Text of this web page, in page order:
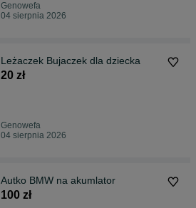
Genowefa
04 sierpnia 2026
Leżaczek Bujaczek dla dziecka
20 zł
Genowefa
04 sierpnia 2026
Autko BMW na akumlator
100 zł